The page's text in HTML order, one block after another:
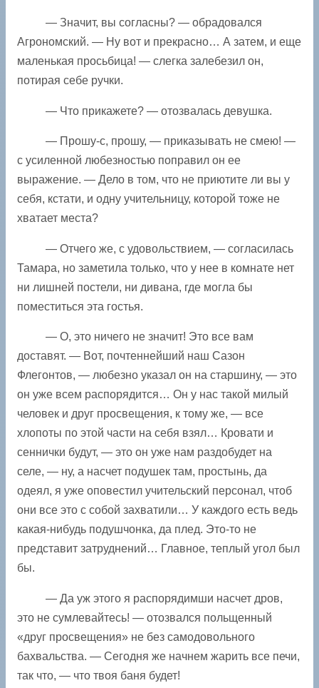
— Значит, вы согласны? — обрадовался
Агрономский. — Ну вот и прекрасно… А затем, и еще
маленькая просьбица! — слегка залебезил он,
потирая себе ручки.
— Что прикажете? — отозвалась девушка.
— Прошу-с, прошу, — приказывать не смею! —
с усиленной любезностью поправил он ее
выражение. — Дело в том, что не приютите ли вы у
себя, кстати, и одну учительницу, которой тоже не
хватает места?
— Отчего же, с удовольствием, — согласилась
Тамара, но заметила только, что у нее в комнате нет
ни лишней постели, ни дивана, где могла бы
поместиться эта гостья.
— О, это ничего не значит! Это все вам
доставят. — Вот, почтеннейший наш Сазон
Флегонтов, — любезно указал он на старшину, — это
он уже всем распорядится… Он у нас такой милый
человек и друг просвещения, к тому же, — все
хлопоты по этой части на себя взял… Кровати и
сеннички будут, — это он уже нам раздобудет на
селе, — ну, а насчет подушек там, простынь, да
одеял, я уже оповестил учительский персонал, чтоб
они все это с собой захватили… У каждого есть ведь
какая-нибудь подушчонка, да плед. Это-то не
представит затруднений… Главное, теплый угол был
бы.
— Да уж этого я распорядимши насчет дров,
это не сумлевайтесь! — отозвался польщенный
«друг просвещения» не без самодовольного
бахвальства. — Сегодня же начнем жарить все печи,
так что, — что твоя баня будет!